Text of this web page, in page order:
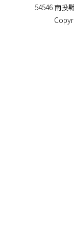
54546 南投